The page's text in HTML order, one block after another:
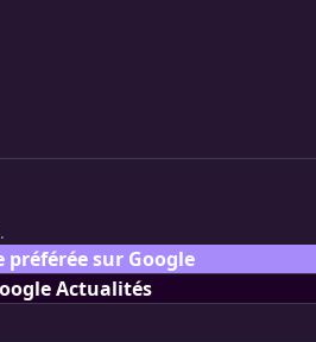
préférée sur Google
Actualités